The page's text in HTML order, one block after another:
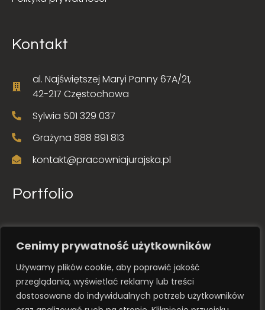
Cenimy prywatność użytkowników
Używamy plików cookie, aby poprawić jakość
przeglądania, wyświetlać reklamy lub treści
dostosowane do indywidualnych potrzeb użytkowników
Kontakt
al. Najświętszej Maryi Panny 67A/21,
42-217 Częstochowa
Sylwia 501 329 037
Grażyna 888 891 813
kontakt@pracowniajurajska.pl
Portfolio